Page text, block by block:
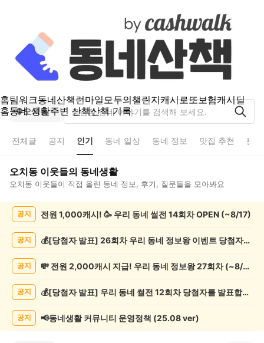
홈팀워크동네산책런마일모두의챌린지캐시로또보험캐시딜
홈동네 생활주변 산책산책 기록
오치동
전체글 공지 인기 동네 일상 동네 정보 맛집 추천 분
오치동 이웃들의 동네생활
오치동 이웃들이 직접 올린 동네 정보, 후기, 질문들을 모아봐요
공지 전원 1,000캐시! 🥳 우리 동네 썰전 14회차 OPEN (~8/17)
공지 💰[당첨자 발표] 26회차 우리 동네 정보왕 이벤트 당첨자를 발표합니다!
공지 💸 전원 2,000캐시 지급! 우리 동네 정보왕 27회차 (~8/10)
공지 💰[당첨자 발표] 우리 동네 썰전 12회차 당첨자를 발표합니다!
공지 📢동네생활 커뮤니티 운영정책 (25.08 ver)